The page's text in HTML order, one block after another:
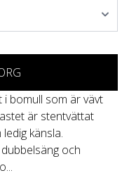
i bomull som är vävt
är stentvättat
känsla.
och